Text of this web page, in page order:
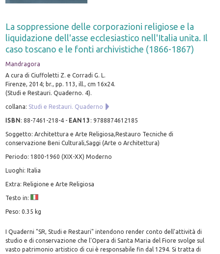
La soppressione delle corporazioni religiose e la
liquidazione dell'asse ecclesiastico nell'Italia unita. Il
caso toscano e le fonti archivistiche (1866-1867)
Mandragora
A cura di Ciuffoletti Z. e Corradi G. L.
Firenze, 2014; br., pp. 113, ill., cm 16x24.
(Studi e Restauri. Quaderno. 4).
collana: Studi e Restauri. Quaderno
ISBN:88-7461-218-4 - EAN13 :9788874612185
Soggetto: Architettura e Arte Religiosa,Restauro Tecniche di
conservazione Beni Culturali,Saggi (Arte o Architettura)
Periodo: 1800-1960 (XIX-XX) Moderno
Luoghi: Italia
Extra: Religione e Arte Religiosa
Testo in:
Peso: 0.35 kg
I Quaderni "SR, Studi e Restauri" intendono render conto dell'attività di
studio e di conservazione che l'Opera di Santa Maria del Fiore svolge sul
vasto patrimonio artistico di cui è responsabile fin dal 1294. Si tratta di